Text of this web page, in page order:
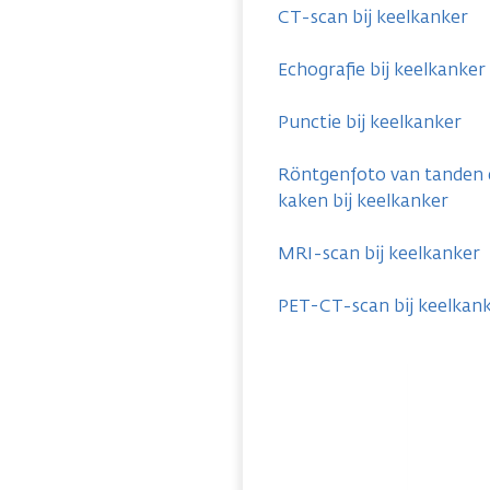
CT-scan bij keelkanker
Echografie bij keelkanker
Punctie bij keelkanker
Röntgenfoto van tanden
kaken bij keelkanker
MRI-scan bij keelkanker
PET-CT-scan bij